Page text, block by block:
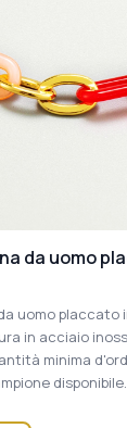
da uomo
uomo placcato
in acciaio
minima
disponibile.